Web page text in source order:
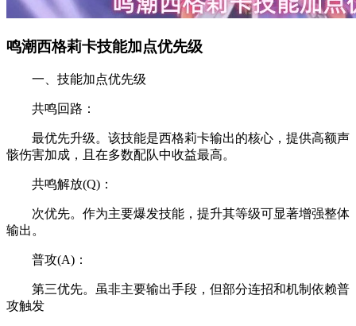
鸣潮西格莉卡技能加点优先级
一、技能加点优先级
共鸣回路：
最优先升级。该技能是西格莉卡输出的核心，提供高额声
骸伤害加成，且在多数配队中收益最高。
共鸣解放(Q)：
次优先。作为主要爆发技能，提升其等级可显著增强整体
输出。
普攻(A)：
第三优先。虽非主要输出手段，但部分连招和机制依赖普
攻触发